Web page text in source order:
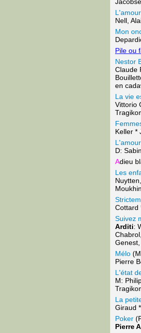
Nell,
Mon
Pile ou
Nestor
Claude
en
La vie
Vittorio
Keller *
D:
Adieu
Les
Cottard
Suivez
Arditi:
Mélo
Pierre
L'état
M:
La
Giraud *
Poker
Pierre